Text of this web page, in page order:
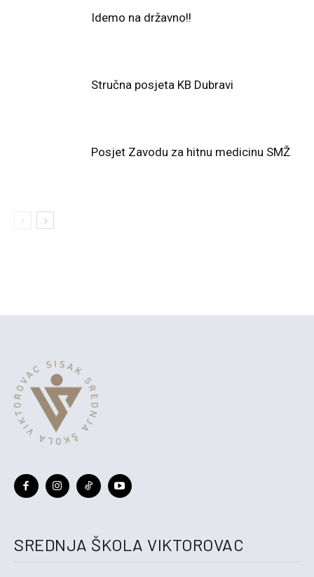
Idemo na državno!!
Stručna posjeta KB Dubravi
Posjet Zavodu za hitnu medicinu SMŽ
SREDNJA ŠKOLA VIKTOROVAC